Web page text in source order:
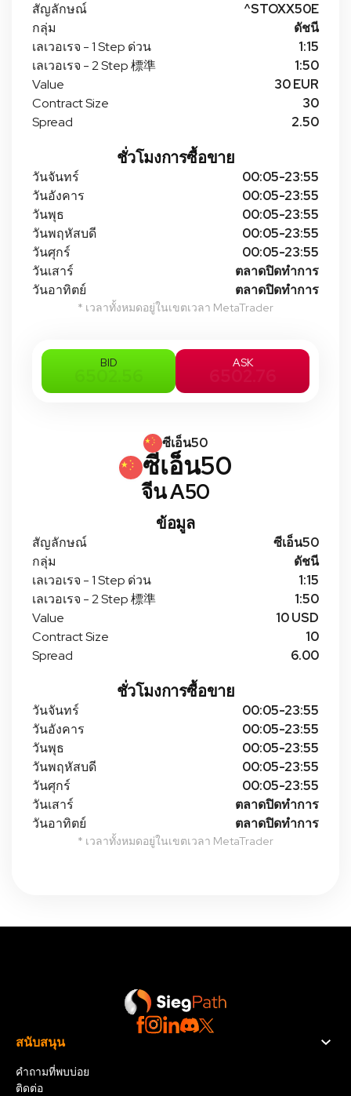
ชั่วโมงการซื้อขาย
วันจันทร์
00:05-23:55
วันอังคาร
00:05-23:55
วันพุธ
00:05-23:55
วันพฤหัสบดี
00:05-23:55
วันศุกร์
00:05-23:55
วันเสาร์
ตลาดปิดทําการ
วันอาทิตย์
ตลาดปิดทําการ
* เวลาทั้งหมดอยู่ในเขตเวลา MetaTrader
สัญลักษณ์
^STOXX50E
กลุ่ม
ดัชนี
เลเวอเรจ - 1 Step ด่วน
1:15
เลเวอเรจ - 2 Step 標準
1:50
Value
30 EUR
Contract Size
30
Spread
2.50
BID ASK
ซีเอ็น50
ซีเอ็น50
จีน A50
ชั่วโมงการซื้อขาย
วันจันทร์
00:05-23:55
วันอังคาร
00:05-23:55
วันพุธ
00:05-23:55
วันพฤหัสบดี
00:05-23:55
วันศุกร์
00:05-23:55
วันเสาร์
ตลาดปิดทําการ
วันอาทิตย์
ตลาดปิดทําการ
* เวลาทั้งหมดอยู่ในเขตเวลา MetaTrader
ข้อมูล
สัญลักษณ์
ซีเอ็น50
กลุ่ม
ดัชนี
เลเวอเรจ - 1 Step ด่วน
1:15
เลเวอเรจ - 2 Step 標準
1:50
Value
10 USD
Contract Size
10
Spread
6.00
สนับสนุน
คำถามที่พบบ่อย
ติดต่อ